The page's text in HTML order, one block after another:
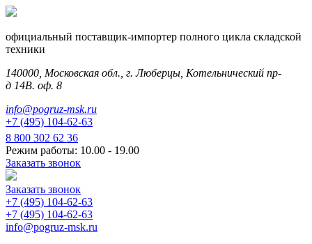
официальный поставщик-импортер полного цикла складской
техники
140000, Московская обл., г. Люберцы, Котельнический пр-
д 14В. оф. 8
info@pogruz-msk.ru
+7 (495) 104-62-63
8 800 302 62 36
Режим работы: 10.00 - 19.00
Заказать звонок
Заказать звонок
+7 (495) 104-62-63
+7 (495) 104-62-63
info@pogruz-msk.ru